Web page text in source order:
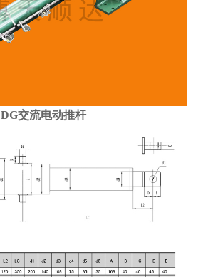
DG交流电动推杆